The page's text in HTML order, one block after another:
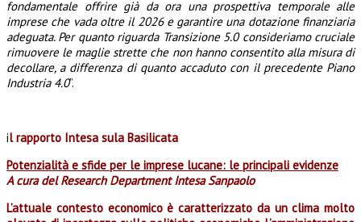
fondamentale offrire già da ora una prospettiva temporale alle
imprese che vada oltre il 2026 e garantire una dotazione finanziaria
adeguata. Per quanto riguarda Transizione 5.0 consideriamo cruciale
rimuovere le maglie strette che non hanno consentito alla misura di
decollare, a differenza di quanto accaduto con il precedente Piano
Industria 4.0”.
il rapporto Intesa sula Basilicata
Potenzialità e sfide per le imprese lucane: le principali evidenze
A cura del Research Department Intesa Sanpaolo
L’attuale contesto economico è caratterizzato da un clima molto